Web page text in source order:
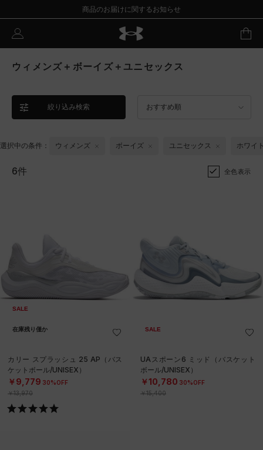
商品のお届けに関するお知らせ
ウィメンズ＋ボーイズ＋ユニセックス
絞り込み検索 おすすめ順
選択中の条件： ウィメンズ ボーイズ ユニセックス ホワイ
6件 全色表示
SALE
在庫残り僅か
カリー スプラッシュ 25 AP（バス
ケットボール/UNISEX）
￥9,779 30%OFF
￥13,970
SALE
UAスポーン6 ミッド（バスケット
ボール/UNISEX）
￥10,780 30%OFF
￥15,400